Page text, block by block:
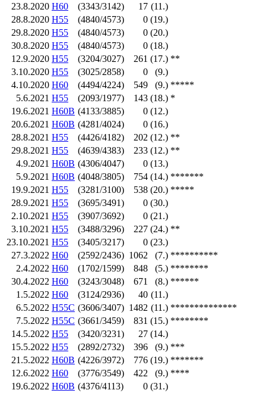
23.8.2020 H60 (3343/3142) 17 (11.)
28.8.2020 H55 (4840/4573) 0 (19.)
29.8.2020 H55 (4840/4573) 0 (20.)
30.8.2020 H55 (4840/4573) 0 (18.)
12.9.2020 H55 (3204/3027) 261 (17.) **
3.10.2020 H55 (3025/2858) 0
(9.)
4.10.2020 H60 (4494/4224) 549 (9.) *****
5.6.2021 H55 (2093/1977) 143 (18.) *
19.6.2021 H60B (4133/3885) 0 (12.)
20.6.2021 H60B (4281/4024) 0 (16.)
28.8.2021 H55 (4426/4182) 202 (12.) **
29.8.2021 H55 (4639/4383) 233 (12.) **
4.9.2021 H60B (4306/4047) 0 (13.)
5.9.2021 H60B (4048/3805) 754 (14.) *******
19.9.2021 H55 (3281/3100) 538 (20.) *****
28.9.2021 H55 (3695/3491) 0 (30.)
2.10.2021 H55 (3907/3692) 0 (21.)
3.10.2021 H55 (3488/3296) 227 (24.) **
23.10.2021 H55 (3405/3217) 0 (23.)
27.3.2022 H60 (2592/2436) 1062 (7.) **********
2.4.2022 H60 (1702/1599) 848 (5.) ********
30.4.2022 H60 (3243/3048) 671 (8.) ******
1.5.2022 H60 (3124/2936) 40 (11.)
6.5.2022 H55C (3606/3407) 1482 (11.) **************
7.5.2022 H55C (3661/3459) 831 (15.) ********
14.5.2022 H55 (3420/3231) 27 (14.)
15.5.2022 H55 (2892/2732) 396 (9.) ***
21.5.2022 H60B (4226/3972) 776 (19.) *******
12.6.2022 H60 (3776/3549) 422 (9.) ****
19.6.2022 H60B (4376/4113) 0 (31.)